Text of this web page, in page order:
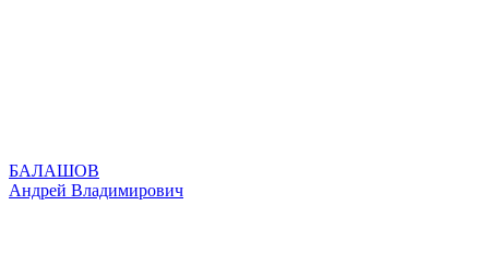
БАЛАШОВ
Андрей Владимирович